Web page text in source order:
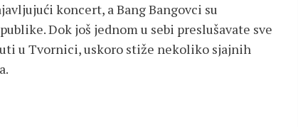
koncert, a Bang Bangovci su
Dok još jednom u sebi preslušavate sve
u Tvornici, uskoro stiže nekoliko sjajnih